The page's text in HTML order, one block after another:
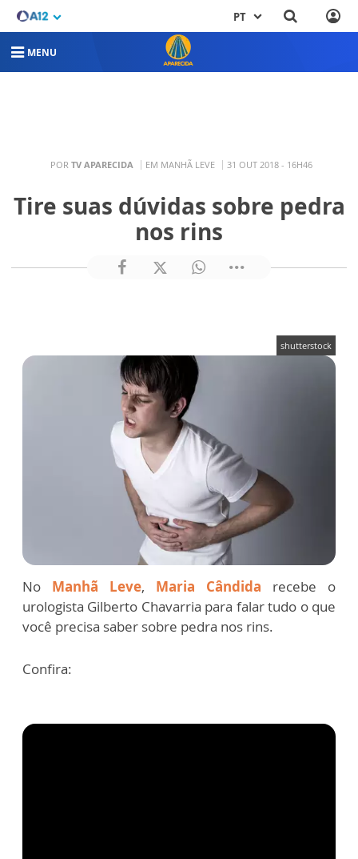
PT
MENU
POR TV APARECIDA EM MANHÃ LEVE 31 OUT 2018 - 16H46
Tire suas dúvidas sobre pedra
nos rins
shutterstock
No Manhã Leve, Maria Cândida recebe o
urologista Gilberto Chavarria para falar tudo o que
você precisa saber sobre pedra nos rins.
Confira: